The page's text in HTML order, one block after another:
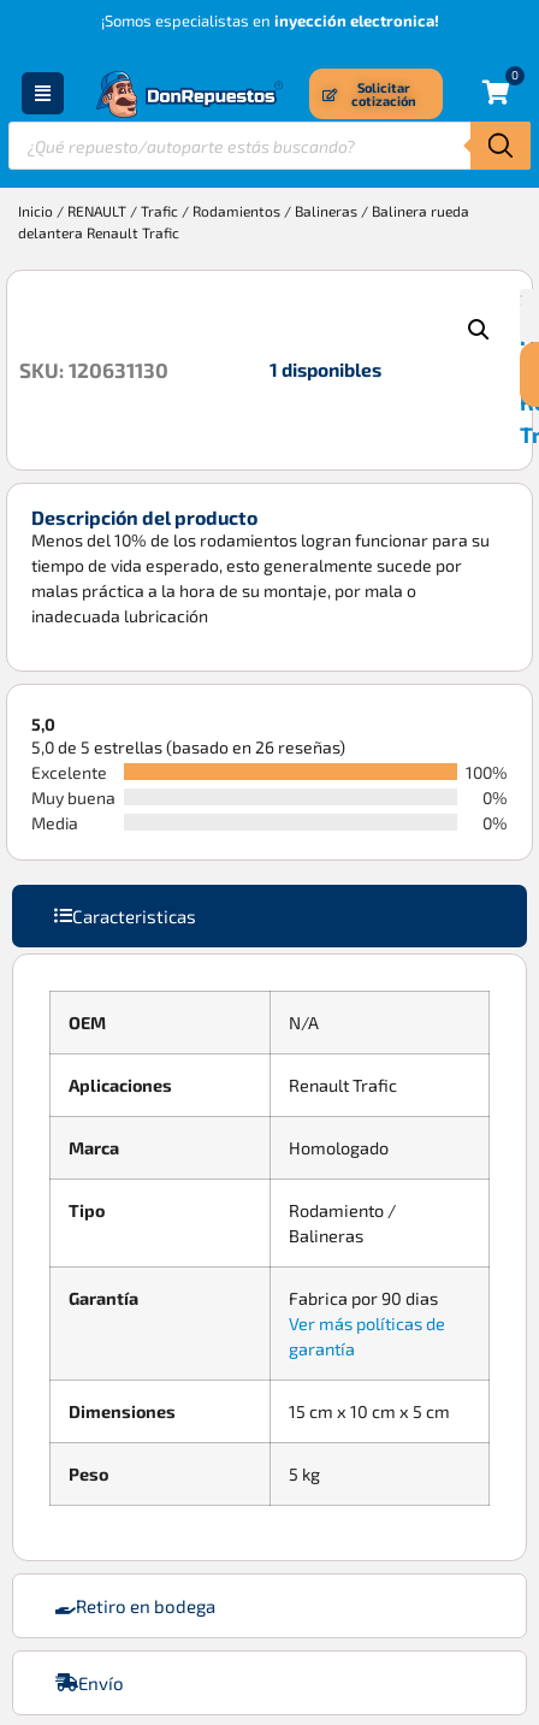
¡Somos especialistas en inyección electronica!
Solicitar
cotización
0
Inicio / RENAULT / Trafic / Rodamientos / Balineras / Balinera rueda
delantera Renault Trafic
SKU: 120631130 1 disponibles
Descripción del producto
Menos del 10% de los rodamientos logran funcionar para su
tiempo de vida esperado, esto generalmente sucede por
malas práctica a la hora de su montaje, por mala o
inadecuada lubricación
5,0
5,0 de 5 estrellas (basado en 26 reseñas)
Excelente
100%
Muy buena
0%
Media
0%
Caracteristicas
Retiro en bodega
Envío
OEM N/A
Aplicaciones Renault Trafic
Marca Homologado
Tipo
Rodamiento /
Balineras
Garantía
Fabrica por 90 dias
Ver más políticas de
garantía
Dimensiones 15 cm x 10 cm x 5 cm
Peso 5 kg